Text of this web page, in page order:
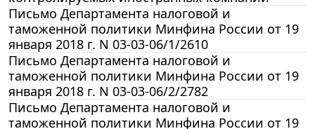
Письмо Департамента налоговой и
таможенной политики Минфина России от 19
января 2018 г. N 03-03-06/1/2610
Письмо Департамента налоговой и
таможенной политики Минфина России от 19
января 2018 г. N 03-03-06/2/2782
Письмо Департамента налоговой и
таможенной политики Минфина России от 19